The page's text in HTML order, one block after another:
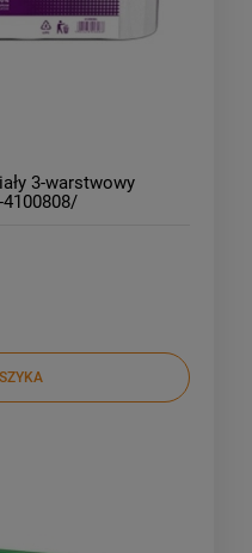
3-warstwowy
4100808/